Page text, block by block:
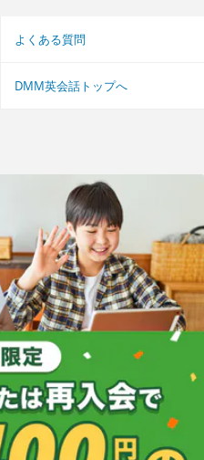
よくある質問
DMM英会話トップへ